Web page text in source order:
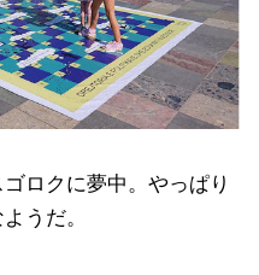
ロクに夢中。やっぱり
うだ。